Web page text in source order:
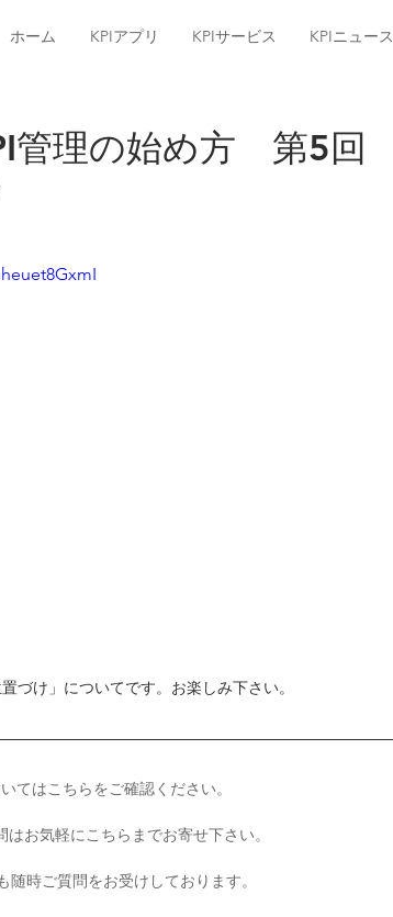
ホーム KPIアプリ KPIサービス KPIニュース
管理の始め方 第5回
づけ」についてです。お楽しみ下さい。
てはこちらをご確認ください。
お気軽にこちらまでお寄せ下さい。
随時ご質問をお受けしております。